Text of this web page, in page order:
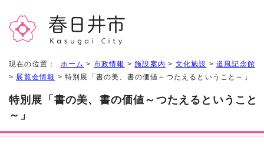
現在の位置： ホーム > 市政情報 >施設案内 > 文化施設 >道風記念館
> 展覧会情報 > 特別展「書の美、書の価値～つたえるということ～」
特別展「書の美、書の価値～つたえるということ
～」